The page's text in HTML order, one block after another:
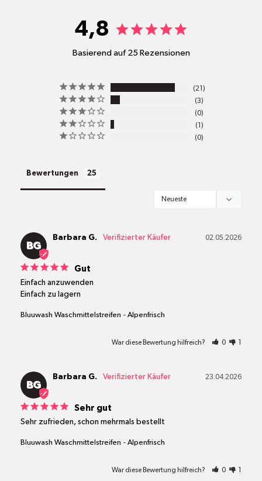
pro
Standort
Versandkosten
alle Pakete
4,8
Basierend auf 25 Rezensionen
21
3
0
1
0
Bewertungen
BG
02.05.2026
Barbara G.
Gut
Einfach anzuwenden
Einfach zu lagern
Bluuwash Waschmittelstreifen Alpenfrisch
War diese Bewertung hilfreich? 0 1
BG
23.04.2026
Barbara G.
Sehr gut
Sehr zufrieden, schon mehrmals bestellt
Bluuwash Waschmittelstreifen Alpenfrisch
War diese Bewertung hilfreich? 0 1